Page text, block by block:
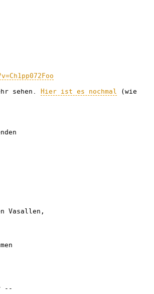
sehen. Hier ist es nochmal
(wie
Vasallen,
--